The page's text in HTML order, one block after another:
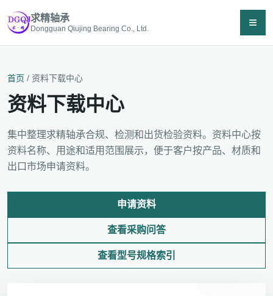
求精轴承
Dongguan Qiujing Bearing Co., Ltd. ≡
首页 / 资料下载中心
资料下载中心
集中整理求精轴承合规、检测和出货检验资料。资料中心按
资料名称、用途和适用范围展示，便于客户按产品、材质和
出口市场申请资料。
申请资料
查看采购问答
查看型号规格索引